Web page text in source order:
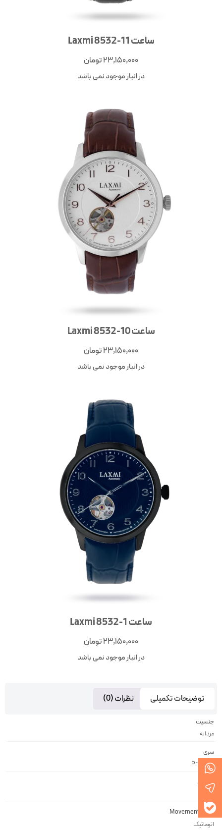
ساعت Laxmi 8532-11
23,150,000تومان
در انبار موجود نمی باشد
ساعت Laxmi 8532-10
23,150,000تومان
در انبار موجود نمی باشد
ساعت Laxmi 8532-1
23,150,000تومان
در انبار موجود نمی باشد
توضیحات تکمیلی نظرات (0)
جنسیت
مردانه
سری
Premier
نوع بند
چرمی
موتور Movement
اتوماتیک